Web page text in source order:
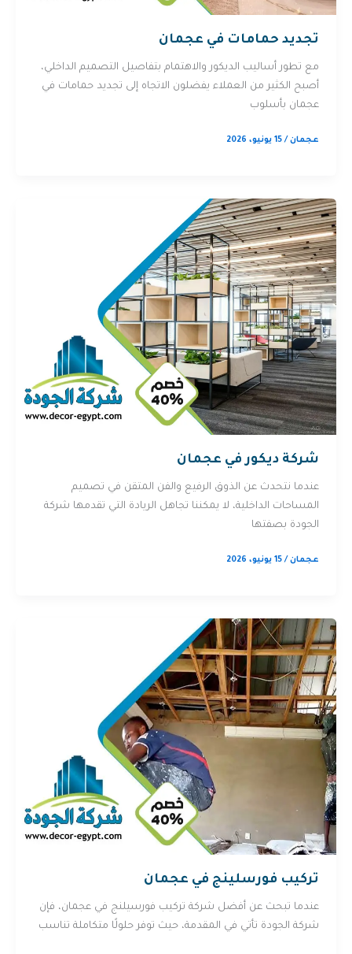
تجديد حمامات في عجمان
مع تطور أساليب الديكور والاهتمام بتفاصيل التصميم الداخلي،
أصبح الكثير من العملاء يفضلون الاتجاه إلى تجديد حمامات في
عجمان بأسلوب
عجمان/15 يونيو، 2026
شركة ديكور في عجمان
عندما نتحدث عن الذوق الرفيع والفن المتقن في تصميم
المساحات الداخلية، لا يمكننا تجاهل الريادة التي تقدمها شركة
الجودة بصفتها
عجمان/15 يونيو، 2026
تركيب فورسلينج في عجمان
عندما تبحث عن أفضل شركة تركيب فورسيلنج في عجمان، فإن
شركة الجودة تأتي في المقدمة، حيث توفر حلولًا متكاملة تناسب